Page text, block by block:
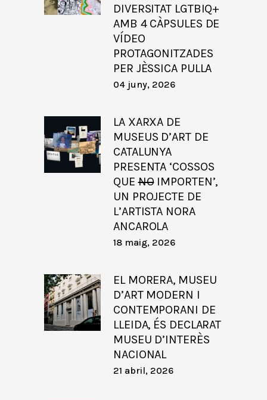
DIVERSITAT LGTBIQ+
AMB 4 CÀPSULES DE
VÍDEO
PROTAGONITZADES
PER JÈSSICA PULLA
04 juny, 2026
LA XARXA DE
MUSEUS D’ART DE
CATALUNYA
PRESENTA ‘COSSOS
QUENOIMPORTEN’,
UN PROJECTE DE
L’ARTISTA NORA
ANCAROLA
18 maig, 2026
EL MORERA, MUSEU
D’ART MODERN I
CONTEMPORANI DE
LLEIDA, ÉS DECLARAT
MUSEU D’INTERÈS
NACIONAL
21 abril, 2026